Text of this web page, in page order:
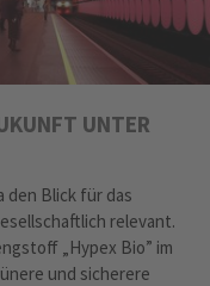
UNTER
den Blick für das
relevant.
„Hypex Bio” im
und sicherere